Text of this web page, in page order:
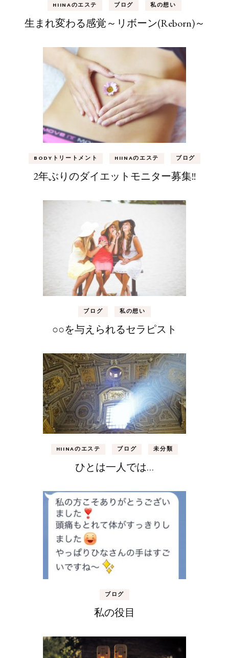
HIINAのエステ ブログ 私の想い
生まれ変わる感覚～リボーン(Reborn)～
BODYトリートメント HIINAのエステ ブログ
2年ぶりのダイエットモニター募集!!
ブログ 私の想い
○○を与えられるセラピスト
HIINAのエステ ブログ 未分類
ひとは一人では…
ブログ
私の役目